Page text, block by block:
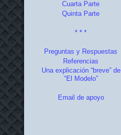
Cuarta Parte
Quinta Parte
* * *
Preguntas y Respuestas
Referencias
Una explicación “breve” de
“El Modelo”
Email de apoyo